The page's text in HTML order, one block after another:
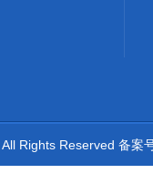
Rights Reserved 备案